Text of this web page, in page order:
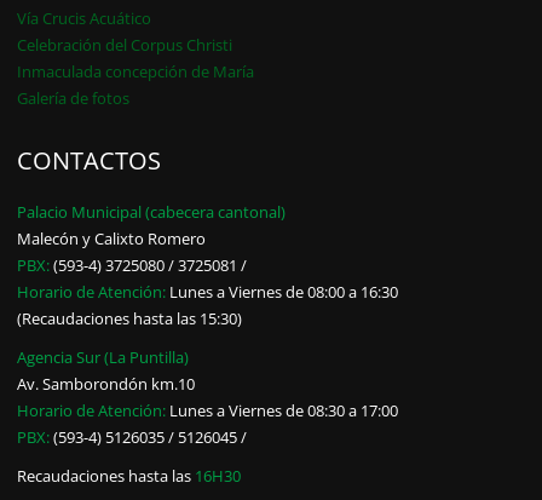
Vía Crucis Acuático
Celebración del Corpus Christi
Inmaculada concepción de María
Galería de fotos
CONTACTOS
Palacio Municipal (cabecera cantonal)
Malecón y Calixto Romero
PBX:(593-4) 3725080 / 3725081 /
Horario de Atención: Lunes a Viernes de 08:00 a 16:30
(Recaudaciones hasta las 15:30)
Agencia Sur (La Puntilla)
Av. Samborondón km.10
Horario de Atención: Lunes a Viernes de 08:30 a 17:00
PBX:(593-4) 5126035 / 5126045 /
Recaudaciones hasta las 16H30